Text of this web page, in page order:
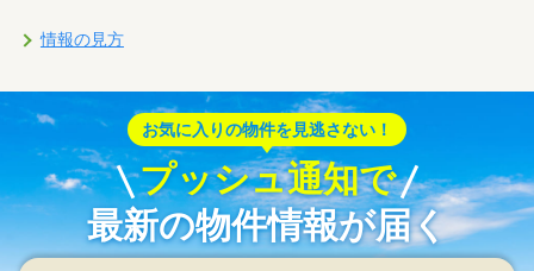
情報の見方
お気に入りの物件を見逃さない！
プッシュ通知で
最新の物件情報が届く